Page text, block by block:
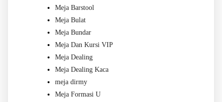
Meja Barstool
Meja Bulat
Meja Bundar
Meja Dan Kursi VIP
Meja Dealing
Meja Dealing Kaca
meja dirmy
Meja Formasi U